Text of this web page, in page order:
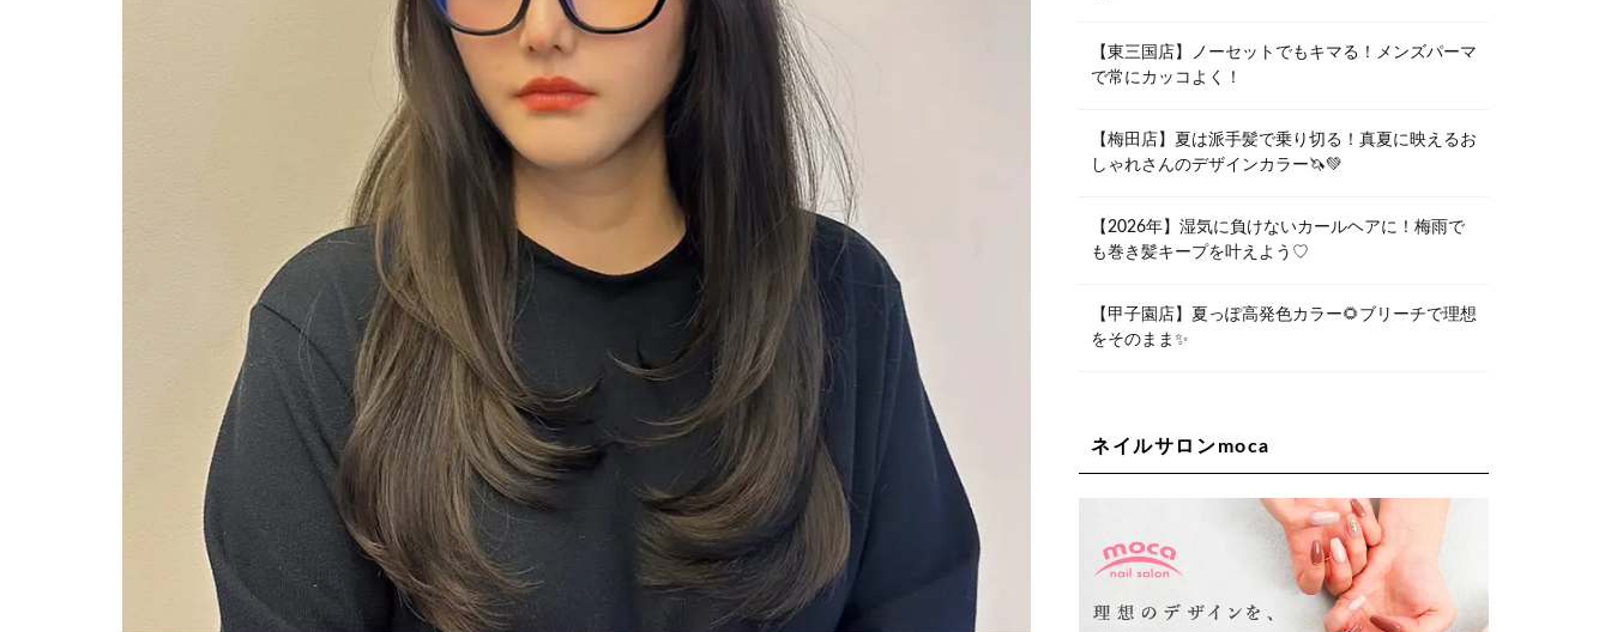
Lee堀江店
〒550-0014 大阪府大阪市西区北堀江1-
06-6563-9091
Lee四ツ橋店
大阪府大阪市西区新町1-5-7 四ツ橋ビル
Lee天王寺店
Ｆ
06-6395-9555
Lee布施店
大阪府東大阪市足代2丁目1-5 モンテノ
06-6748-0778
【東三国店】ノーセットでもキマる！メンズパーマ
で常にカッコよく！
【梅田店】夏は派手髪で乗り切る！真夏に映えるお
しゃれさんのデザインカラー🦄💚
【2026年】湿気に負けないカールヘアに！梅雨で
も巻き髪キープを叶えよう♡
【甲子園店】夏っぽ高発色カラー🌻ブリーチで理想
をそのまま✨
ネイルサロンmoca